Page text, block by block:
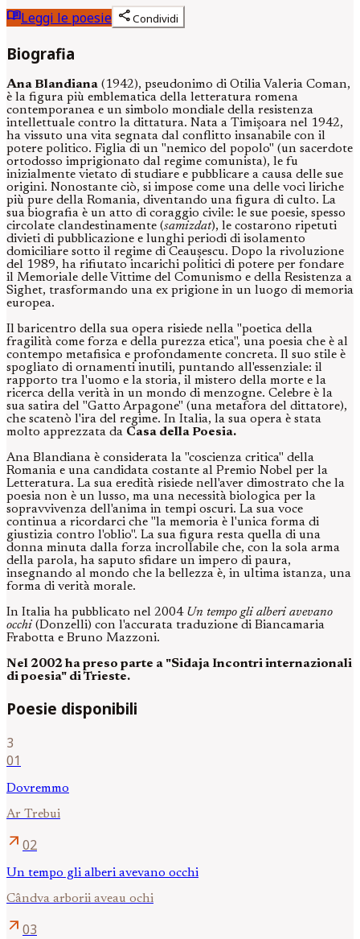
menu_bookLeggi le poesie shareCondividi
Biografia
Ana Blandiana (1942), pseudonimo di Otilia Valeria Coman,
è la figura più emblematica della letteratura romena
contemporanea e un simbolo mondiale della resistenza
intellettuale contro la dittatura. Nata a Timișoara nel 1942,
ha vissuto una vita segnata dal conflitto insanabile con il
potere politico. Figlia di un "nemico del popolo" (un sacerdote
ortodosso imprigionato dal regime comunista), le fu
inizialmente vietato di studiare e pubblicare a causa delle sue
origini. Nonostante ciò, si impose come una delle voci liriche
più pure della Romania, diventando una figura di culto. La
sua biografia è un atto di coraggio civile: le sue poesie, spesso
circolate clandestinamente (samizdat), le costarono ripetuti
divieti di pubblicazione e lunghi periodi di isolamento
domiciliare sotto il regime di Ceaușescu. Dopo la rivoluzione
del 1989, ha rifiutato incarichi politici di potere per fondare
il Memoriale delle Vittime del Comunismo e della Resistenza a
Sighet, trasformando una ex prigione in un luogo di memoria
europea.
Il baricentro della sua opera risiede nella "poetica della
fragilità come forza e della purezza etica", una poesia che è al
contempo metafisica e profondamente concreta. Il suo stile è
spogliato di ornamenti inutili, puntando all'essenziale: il
rapporto tra l'uomo e la storia, il mistero della morte e la
ricerca della verità in un mondo di menzogne. Celebre è la
sua satira del "Gatto Arpagone" (una metafora del dittatore),
che scatenò l'ira del regime. In Italia, la sua opera è stata
molto apprezzata da Casa della Poesia.
Ana Blandiana è considerata la "coscienza critica" della
Romania e una candidata costante al Premio Nobel per la
Letteratura. La sua eredità risiede nell'aver dimostrato che la
poesia non è un lusso, ma una necessità biologica per la
sopravvivenza dell'anima in tempi oscuri. La sua voce
continua a ricordarci che "la memoria è l'unica forma di
giustizia contro l'oblio". La sua figura resta quella di una
donna minuta dalla forza incrollabile che, con la sola arma
della parola, ha saputo sfidare un impero di paura,
insegnando al mondo che la bellezza è, in ultima istanza, una
forma di verità morale.
In Italia ha pubblicato nel 2004 Un tempo gli alberi avevano
occhi (Donzelli) con l'accurata traduzione di Biancamaria
Frabotta e Bruno Mazzoni.
Nel 2002 ha preso parte a "Sidaja Incontri internazionali
di poesia" di Trieste.
Poesie disponibili
3
01
Dovremmo
Ar Trebui
arrow_outward 02
Un tempo gli alberi avevano occhi
Cândva arborii aveau ochi
arrow_outward 03